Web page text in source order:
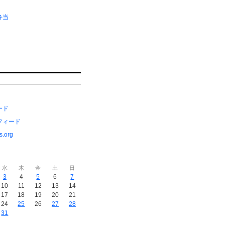
当
ド
ィード
水 木 金 土 日
3 4 5 6
7
10 11 12 13
14
17 18 19 20
21
24 25 26 27
28
31